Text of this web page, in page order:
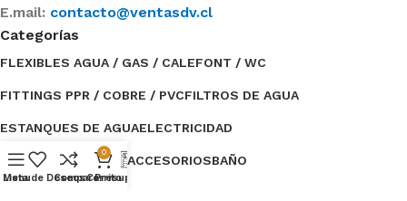
E.mail: contacto@ventasdv.cl
Categorías
FLEXIBLES AGUA / GAS / CALEFONT / WC
FITTINGS PPR / COBRE / PVCFILTROS DE AGUA
ESTANQUES DE AGUAELECTRICIDAD
BOMBAS DE AGUA / ACCESORIOSBAÑO
Categorías
Menu
Lista de Deseos
Compare
0
Carrito
Presupuesto